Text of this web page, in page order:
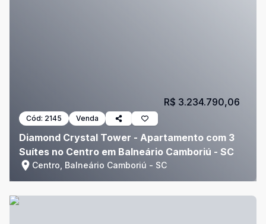
Cód: 2145 Venda
Diamond Crystal Tower - Apartamento com 3
Suítes no Centro em Balneário Camboriú - SC
Centro, Balneário Camboriú - SC
R$ 3.234.790,06